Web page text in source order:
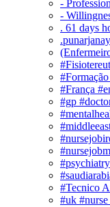
-
-
. 61 days
#França
#gp
#psychiatry
#Tecnico
#uk